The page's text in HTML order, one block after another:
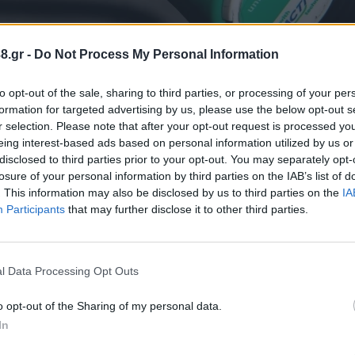
- Do Not Process My Personal Information
opt-out of the sale, sharing to third parties, or processing of your
for targeted advertising by us, please use the below opt-out
selection. Please note that after your opt-out request is processed
interest-based ads based on personal information utilized by us
to third parties prior to your opt-out. You may separately
of your personal information by third parties on the IAB’s list of
This information may also be disclosed by us to third parties on the
Participants that may further disclose it to other third parties.
Data Processing Opt Outs
opt-out of the Sharing of my personal data.
την πρώτη πολεμική ενέργεια του Ισραήλ
Τιμών Υγρών Καυσίμων, η μέση τιμή της απλής
1,737 ευρώ ανά λίτρο που ήταν στις 13 Ιουνίου,
έξι ημέρες.
βενζίνης πάνω από τα δύο ευρώ